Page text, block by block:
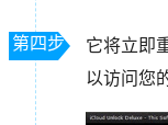
第四步
它将立即
以访问您